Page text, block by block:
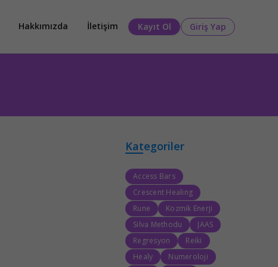
Hakkımızda İletişim Kayıt Ol Giriş Yap
Kategoriler
Access Bars
Crescent Healing
Rune
Kozmik Enerji
Silva Methodu
JAAS
Regresyon
Reiki
Healy
Numeroloji